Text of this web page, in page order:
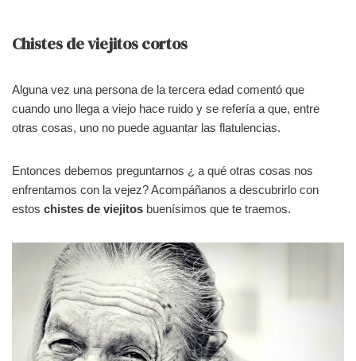
Chistes de viejitos cortos
Alguna vez una persona de la tercera edad comentó que
cuando uno llega a viejo hace ruido y se refería a que, entre
otras cosas, uno no puede aguantar las flatulencias.
Entonces debemos preguntarnos ¿ a qué otras cosas nos
enfrentamos con la vejez? Acompáñanos a descubrirlo con
estos chistes de viejitos buenísimos que te traemos.